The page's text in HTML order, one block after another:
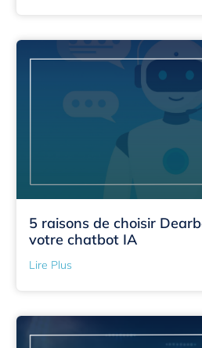
5 raisons de choisir
votre chatbot IA
Lire Plus